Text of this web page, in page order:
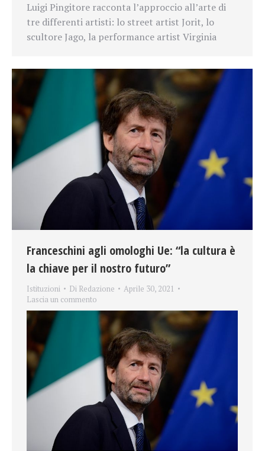
Luigi Pingitore racconta l’approccio all’arte di
tre differenti artisti: lo street artist Jorit, lo
scultore Jago, la performance artist Virginia
Franceschini agli omologhi Ue: “la cultura è
la chiave per il nostro futuro”
Istituzioni Di Redazione
Aprile 30, 2021
Lascia un commento